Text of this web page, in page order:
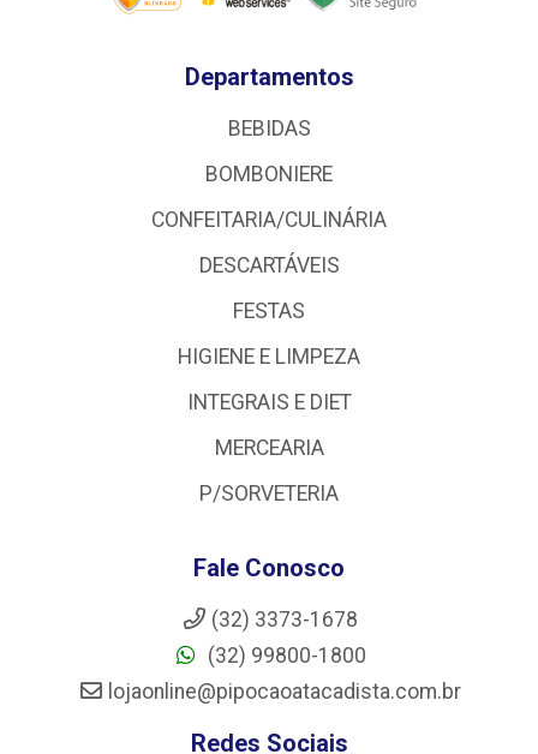
Departamentos
BEBIDAS
BOMBONIERE
CONFEITARIA/CULINÁRIA
DESCARTÁVEIS
FESTAS
HIGIENE E LIMPEZA
INTEGRAIS E DIET
MERCEARIA
P/SORVETERIA
Fale Conosco
(32) 3373-1678
(32) 99800-1800
lojaonline@pipocaoatacadista.com.br
Redes Sociais